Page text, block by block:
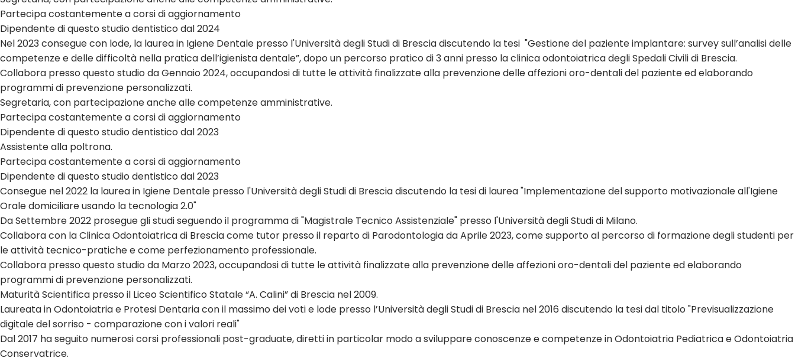
Partecipa costantemente a corsi di aggiornamento
Dipendente di questo studio dentistico dal 2024
Nel 2023 consegue con lode, la laurea in Igiene Dentale presso l'Università degli Studi di Brescia discutendo la tesi "Gestione del paziente implantare: survey sull’analisi delle
competenze e delle difficoltà nella pratica dell’igienista dentale”, dopo un percorso pratico di 3 anni presso la clinica odontoiatrica degli Spedali Civili di Brescia.
Collabora presso questo studio da Gennaio 2024, occupandosi di tutte le attività finalizzate alla prevenzione delle affezioni oro-dentali del paziente ed elaborando
programmi di prevenzione personalizzati.
Segretaria, con partecipazione anche alle competenze amministrative.
Partecipa costantemente a corsi di aggiornamento
Dipendente di questo studio dentistico dal 2023
Assistente alla poltrona.
Partecipa costantemente a corsi di aggiornamento
Dipendente di questo studio dentistico dal 2023
Consegue nel 2022 la laurea in Igiene Dentale presso l'Università degli Studi di Brescia discutendo la tesi di laurea "Implementazione del supporto motivazionale all'Igiene
Orale domiciliare usando la tecnologia 2.0"
Da Settembre 2022 prosegue gli studi seguendo il programma di "Magistrale Tecnico Assistenziale" presso l'Università degli Studi di Milano.
Collabora con la Clinica Odontoiatrica di Brescia come tutor presso il reparto di Parodontologia da Aprile 2023, come supporto al percorso di formazione degli studenti per
le attività tecnico-pratiche e come perfezionamento professionale.
Collabora presso questo studio da Marzo 2023, occupandosi di tutte le attività finalizzate alla prevenzione delle affezioni oro-dentali del paziente ed elaborando
programmi di prevenzione personalizzati.
Maturità Scientifica presso il Liceo Scientifico Statale “A. Calini” di Brescia nel 2009.
Laureata in Odontoiatria e Protesi Dentaria con il massimo dei voti e lode presso l’Università degli Studi di Brescia nel 2016 discutendo la tesi dal titolo "Previsualizzazione
digitale del sorriso - comparazione con i valori reali"
Dal 2017 ha seguito numerosi corsi professionali post-graduate, diretti in particolar modo a sviluppare conoscenze e competenze in Odontoiatria Pediatrica e Odontoiatria
Conservatrice.